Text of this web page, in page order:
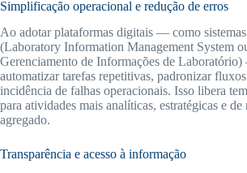
Simplificação operacional e redução de erros
Ao adotar plataformas digitais — como
(Laboratory Information Management System
Gerenciamento de Informações de
automatizar tarefas repetitivas, padronizar
incidência de falhas operacionais. Isso libera
para atividades mais analíticas, estratégicas e
agregado.
Transparência e acesso à informação